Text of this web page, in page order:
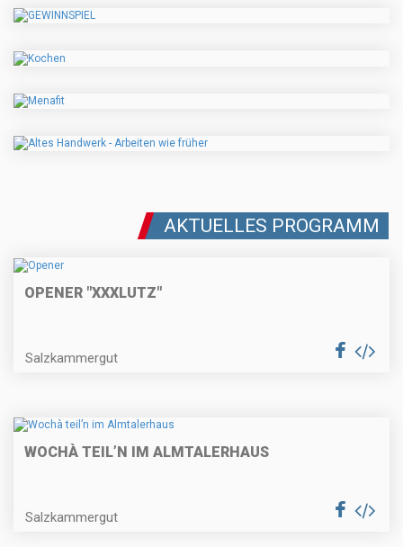
AKTUELLES PROGRAMM
OPENER "XXXLUTZ"
Salzkammergut
WOCHÀ TEIL’N IM ALMTALERHAUS
Salzkammergut